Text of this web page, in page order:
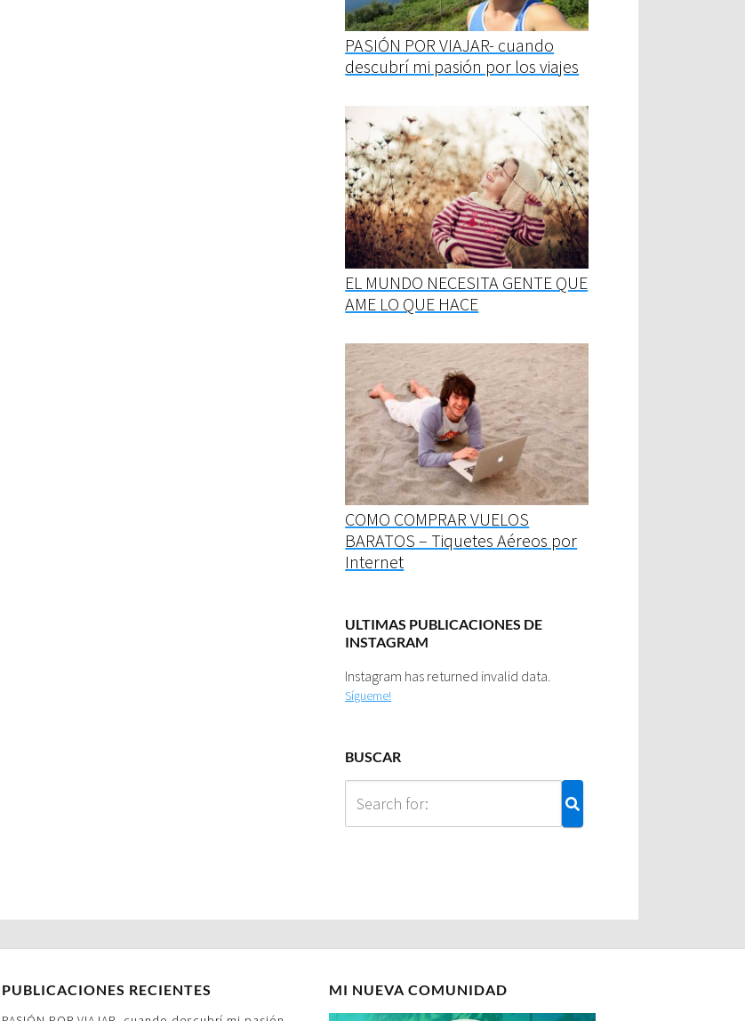
PASIÓN POR VIAJAR- cuando
descubrí mi pasión por los viajes
EL MUNDO NECESITA GENTE QUE
AME LO QUE HACE
COMO COMPRAR VUELOS
BARATOS – Tiquetes Aéreos por
Internet
ULTIMAS PUBLICACIONES DE
INSTAGRAM
Instagram has returned invalid data.
Sígueme!
BUSCAR
PUBLICACIONES RECIENTES MI NUEVA COMUNIDAD